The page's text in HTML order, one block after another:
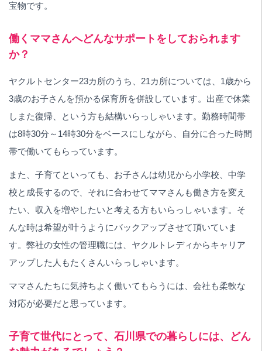
宝物です。
働くママさんへどんなサポートをしておられます
か？
ヤクルトセンター23カ所のうち、21カ所については、1歳から
3歳のお子さんを預かる保育所を併設しています。出産で休業
しまた復帰、という方も結構いらっしゃいます。勤務時間帯
は8時30分～14時30分をベースにしながら、自分に合った時間
帯で働いてもらっています。
また、子育てといっても、お子さんは幼児から小学校、中学
校と成長するので、それに合わせてママさんも働き方を変え
たい、収入を増やしたいと考える方もいらっしゃいます。そ
んな時は希望が叶うようにバックアップさせて頂いていま
す。弊社の女性の管理職には、ヤクルトレディからキャリア
アップした人もたくさんいらっしゃいます。
ママさんたちに気持ちよく働いてもらうには、会社も柔軟な
対応が必要だと思っています。
子育て世代にとって、石川県での暮らしには、どん